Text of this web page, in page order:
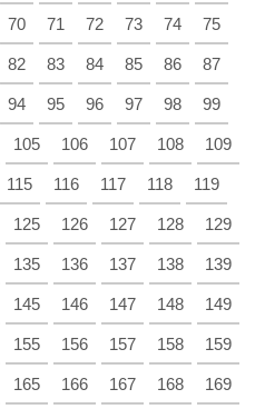
70 71 72 73 74 75
82 83 84 85 86 87
94 95 96 97 98 99
105 106 107 108 109
115 116 117 118 119
125 126 127 128 129
135 136 137 138 139
145 146 147 148 149
155 156 157 158 159
165 166 167 168 169